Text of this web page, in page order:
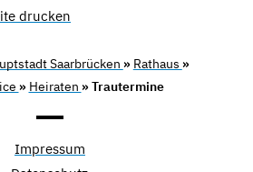
drucken
Saarbrücken » Rathaus »
» Heiraten » Trautermine
Impressum